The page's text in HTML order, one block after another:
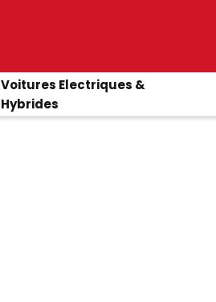
Voitures Electriques &
Hybrides